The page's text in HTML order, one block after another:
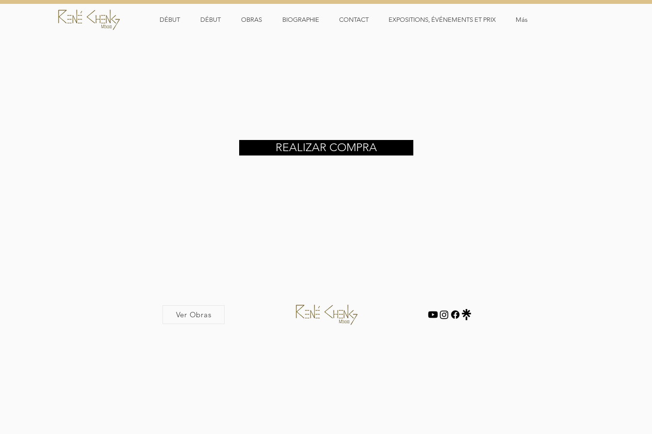
DÉBUT DÉBUT OBRAS BIOGRAPHIE CONTACT EXPOSITIONS, ÉVÉNEMENTS ET PRIX Más
REALIZAR COMPRA
Ver Obras